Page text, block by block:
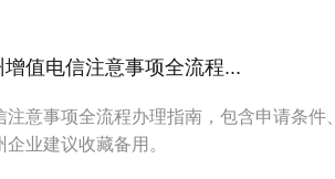
值电信注意事项全流程...
注意事项全流程办理指南，包含申请条
业建议收藏备用。